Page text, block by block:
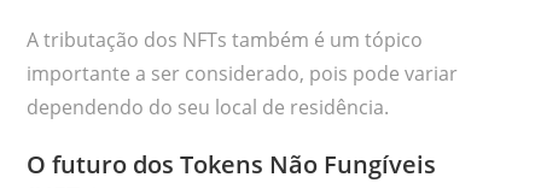
A tributação dos NFTs também é um tópico
importante a ser considerado, pois pode variar
dependendo do seu local de residência.
O futuro dos Tokens Não Fungíveis